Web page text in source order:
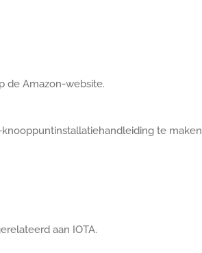
de Amazon-website.
te maken
aan IOTA.